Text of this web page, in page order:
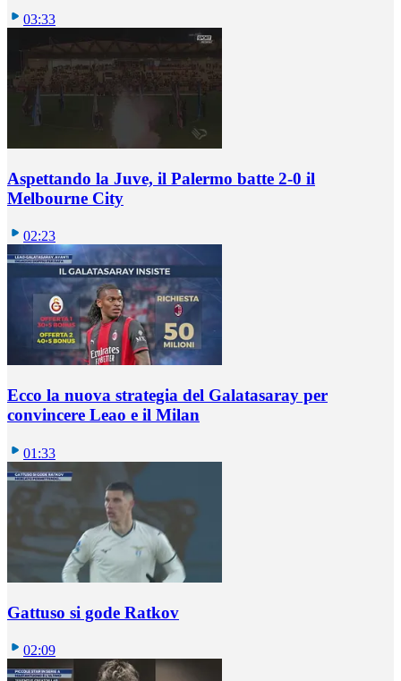
03:33
Aspettando la Juve, il Palermo batte 2-0 il
Melbourne City
02:23
Ecco la nuova strategia del Galatasaray per
convincere Leao e il Milan
01:33
Gattuso si gode Ratkov
02:09